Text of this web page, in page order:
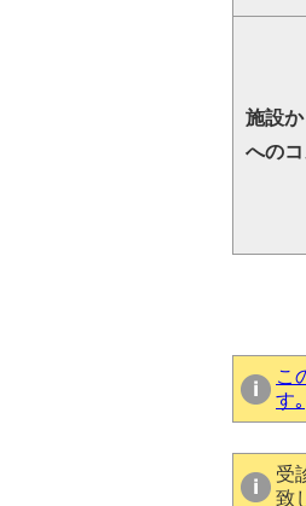
施設
への
こ
す｡
受
致